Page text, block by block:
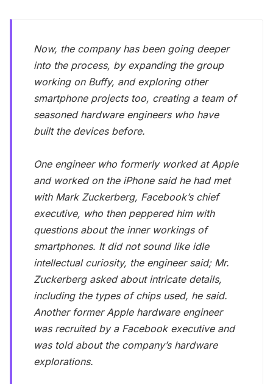
Now, the company has been going deeper
into the process, by expanding the group
working on Buffy, and exploring other
smartphone projects too, creating a team of
seasoned hardware engineers who have
built the devices before.
One engineer who formerly worked at Apple
and worked on the iPhone said he had met
with Mark Zuckerberg, Facebook’s chief
executive, who then peppered him with
questions about the inner workings of
smartphones. It did not sound like idle
intellectual curiosity, the engineer said; Mr.
Zuckerberg asked about intricate details,
including the types of chips used, he said.
Another former Apple hardware engineer
was recruited by a Facebook executive and
was told about the company’s hardware
explorations.